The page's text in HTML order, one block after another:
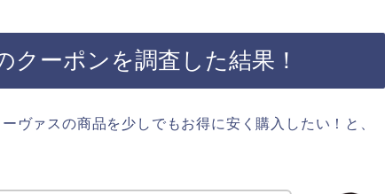
クーポンを調査した結果！
ヴァスの商品を少しでもお得に安く購入したい！と、